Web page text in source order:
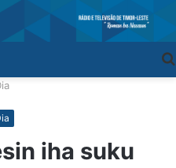
iha suku